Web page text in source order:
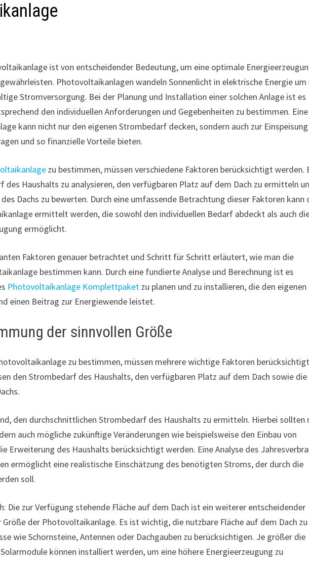
ist von entscheidender Bedeutung, um eine optimale
Photovoltaikanlagen wandeln Sonnenlicht in elektrische Energie um
Stromversorgung. Bei der Planung und Installation einer solchen Anlage ist es
den individuellen Anforderungen und Gegebenheiten zu bestimmen.
kann nicht nur den eigenen Strombedarf decken, sondern auch zur
und so finanzielle Vorteile bieten.
zu bestimmen, müssen verschiedene Faktoren berücksichtigt werden.
Haushalts zu analysieren, den verfügbaren Platz auf dem Dach zu ermitteln
Dachs zu bewerten. Durch eine umfassende Betrachtung dieser Faktoren kann
ermittelt werden, die sowohl den individuellen Bedarf abdeckt als auch
ermöglicht.
Faktoren genauer betrachtet und Schritt für Schritt erläutert, wie man die
bestimmen kann. Durch eine fundierte Analyse und Berechnung ist es
Photovoltaikanlage Komplettpaket zu planen und zu installieren, die den eigenen
einen Beitrag zur Energiewende leistet.
der sinnvollen Größe
zu bestimmen, müssen mehrere wichtige Faktoren berücksichtigt
den Strombedarf des Haushalts, den verfügbaren Platz auf dem Dach sowie die
den durchschnittlichen Strombedarf des Haushalts zu ermitteln. Hierbei sollten
auch mögliche zukünftige Veränderungen wie beispielsweise den Einbau von
Erweiterung des Haushalts berücksichtigt werden. Eine Analyse des
ermöglicht eine realistische Einschätzung des benötigten Stroms, der durch die
soll.
Die zur Verfügung stehende Fläche auf dem Dach ist ein weiterer entscheidender
der Photovoltaikanlage. Es ist wichtig, die nutzbare Fläche auf dem Dach zu
wie Schornsteine, Antennen oder Dachgauben zu berücksichtigen. Je größer die
können installiert werden, um eine höhere Energieerzeugung zu